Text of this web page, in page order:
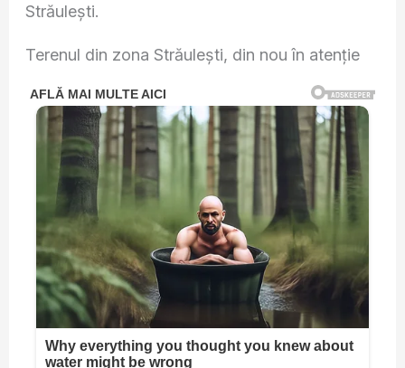
Străulești.
Terenul din zona Străulești, din nou în atenție